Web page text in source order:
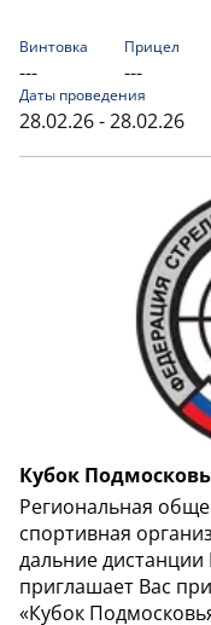
Винтовка
---
Прицел
---
Даты проведения
28.02.26 - 28.02.26
Кубок
Региональная
спортивная
дальние
приглашает Вас
«Кубок